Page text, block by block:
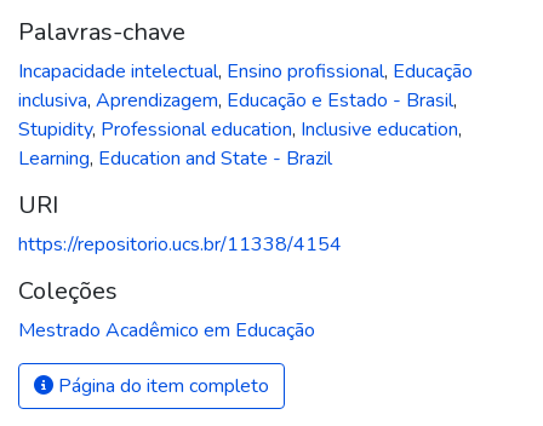
Palavras-chave
Incapacidade intelectual, Ensino profissional, Educação
inclusiva, Aprendizagem, Educação e Estado - Brasil,
Stupidity, Professional education, Inclusive education,
Learning, Education and State - Brazil
URI
https://repositorio.ucs.br/11338/4154
Coleções
Mestrado Acadêmico em Educação
Página do item completo